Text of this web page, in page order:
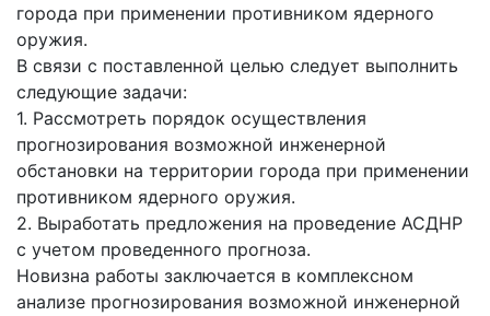
города при применении противником ядерного
оружия.
В связи с поставленной целью следует выполнить
следующие задачи:
1. Рассмотреть порядок осуществления
прогнозирования возможной инженерной
обстановки на территории города при применении
противником ядерного оружия.
2. Выработать предложения на проведение АСДНР
с учетом проведенного прогноза.
Новизна работы заключается в комплексном
анализе прогнозирования возможной инженерной